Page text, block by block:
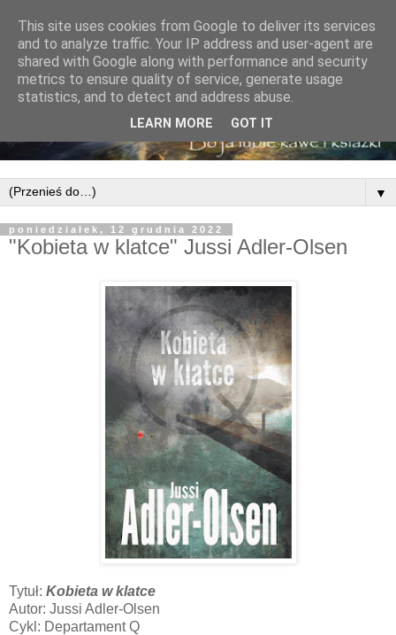
▼
poniedziałek, 12 grudnia 2022
"Kobieta w klatce" Jussi Adler-Olsen
Tytuł: Kobieta w klatce
Autor: Jussi Adler-Olsen
Cykl: Departament Q
This site uses cookies from Google to deliver its services
and to analyze traffic. Your IP address and user-agent are
shared with Google along with performance and security
metrics to ensure quality of service, generate usage
statistics, and to detect and address abuse.
LEARN MORE GOT IT